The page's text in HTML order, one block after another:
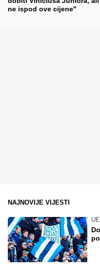
ne ispod ove cijene"
NAJNOVIJE VIJESTI